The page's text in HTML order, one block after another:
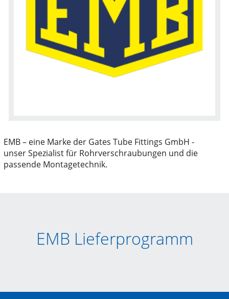
EMB – eine Marke der Gates Tube Fittings GmbH -
unser Spezialist für Rohrverschraubungen und die
passende Montagetechnik.
EMB Lieferprogramm